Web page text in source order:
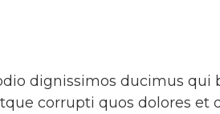
dignissimos ducimus qui
corrupti quos dolores et